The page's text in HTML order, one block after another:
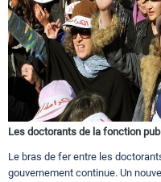
Les doctorants de la fonction
Le bras de fer entre les
gouvernement continue. Un